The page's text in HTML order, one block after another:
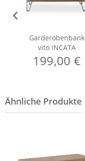
Garderobenbank
vito INCATA
199,00 €